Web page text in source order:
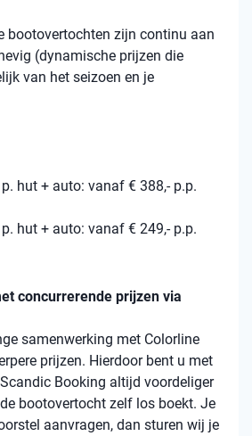
bootovertochten zijn continu aan
(dynamische prijzen die
van het seizoen en je
hut + auto: vanaf € 388,- p.p.
hut + auto: vanaf € 249,- p.p.
concurrerende prijzen via
samenwerking met Colorline
prijzen. Hierdoor bent u met
Booking altijd voordeliger
bootovertocht zelf los boekt. Je
aanvragen, dan sturen wij je